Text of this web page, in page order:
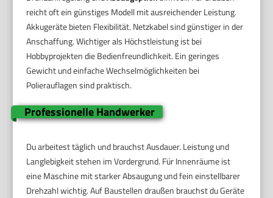
reicht oft ein günstiges Modell mit ausreichender Leistung.
Akkugeräte bieten Flexibilität. Netzkabel sind günstiger in der
Anschaffung. Wichtiger als Höchstleistung ist bei
Hobbyprojekten die Bedienfreundlichkeit. Ein geringes
Gewicht und einfache Wechselmöglichkeiten bei
Polierauflagen sind praktisch.
Professionelle Handwerker
Du arbeitest täglich und brauchst Ausdauer. Leistung und
Langlebigkeit stehen im Vordergrund. Für Innenräume ist
eine Maschine mit starker Absaugung und fein einstellbarer
Drehzahl wichtig. Auf Baustellen draußen brauchst du Geräte